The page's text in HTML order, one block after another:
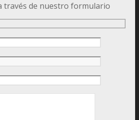
través de nuestro formulario